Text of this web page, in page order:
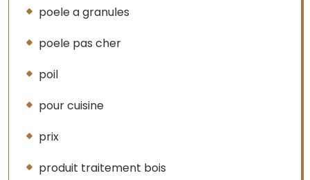
poele a granules
poele pas cher
poil
pour cuisine
prix
produit traitement bois